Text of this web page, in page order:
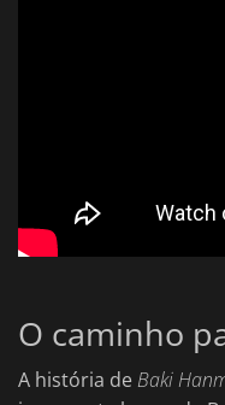
O caminho
A história deBaki